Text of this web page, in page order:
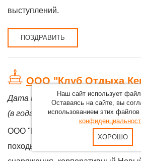
выступлений.
ПОЗДРАВИТЬ
ООО "Клуб Отдыха
Дата начала деятельности:
(в годах):
18
ООО "Клуб Отдыха Керженец" -
походы на байдарках, сплавы на
Наш сайт использует
Оставаясь на сайте, вы
использованием этих файлов
ХОРОШО